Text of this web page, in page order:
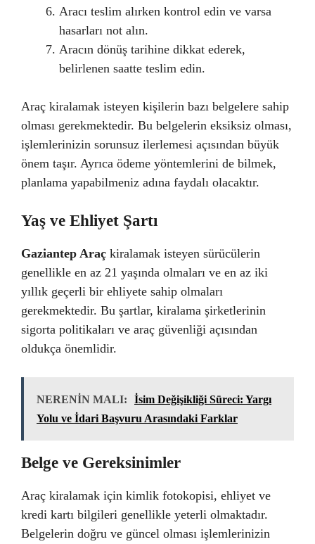
Aracı teslim alırken kontrol edin ve varsa
hasarları not alın.
Aracın dönüş tarihine dikkat ederek,
belirlenen saatte teslim edin.
Araç kiralamak isteyen kişilerin bazı belgelere sahip
olması gerekmektedir. Bu belgelerin eksiksiz olması,
işlemlerinizin sorunsuz ilerlemesi açısından büyük
önem taşır. Ayrıca ödeme yöntemlerini de bilmek,
planlama yapabilmeniz adına faydalı olacaktır.
Yaş ve Ehliyet Şartı
Gaziantep Araç kiralamak isteyen sürücülerin
genellikle en az 21 yaşında olmaları ve en az iki
yıllık geçerli bir ehliyete sahip olmaları
gerekmektedir. Bu şartlar, kiralama şirketlerinin
sigorta politikaları ve araç güvenliği açısından
oldukça önemlidir.
NERENİN MALI:
İsim Değişikliği Süreci: Yargı
Yolu ve İdari Başvuru Arasındaki Farklar
Belge ve Gereksinimler
Araç kiralamak için kimlik fotokopisi, ehliyet ve
kredi kartı bilgileri genellikle yeterli olmaktadır.
Belgelerin doğru ve güncel olması işlemlerinizin